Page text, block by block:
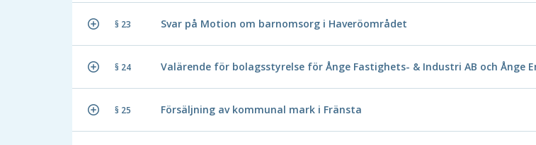
§ 23 Svar på Motion om barnomsorg i Haveröområdet
§ 24 Valärende för bolagsstyrelse för Ånge Fastighets- & Industri AB och Ånge
§ 25 Försäljning av kommunal mark i Fränsta